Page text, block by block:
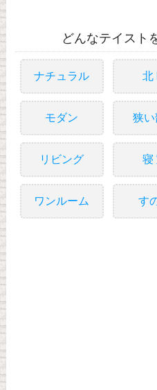
どんなテイスト
ナチュラル 北
モダン 狭い
リビング 寝
ワンルーム す